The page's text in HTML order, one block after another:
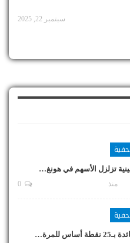
سبتمبر 22, 2025
تزلزل الأسهم في هونغ…
منذ
للمرة…